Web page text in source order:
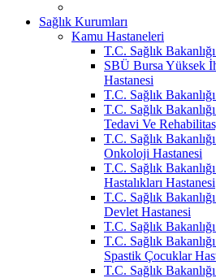
Sağlık Kurumları
Kamu Hastaneleri
T.C. Sağlık
SBÜ Bursa Yüksek
Hastanesi
T.C. Sağlık
T.C. Sağlık
Tedavi Ve
T.C. Sağlık
Onkoloji Hastanesi
T.C. Sağlık
Hastalıkları Hastanesi
T.C. Sağlık
Devlet Hastanesi
T.C. Sağlık
T.C. Sağlık
Spastik Çocuklar
T.C. Sağlık